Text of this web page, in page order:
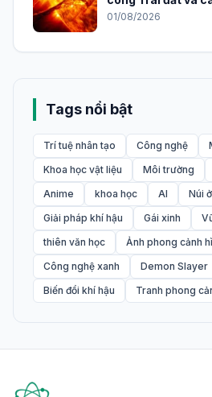
01/08/2026
Tags nổi bật
Trí tuệ nhân tạo Công nghệ
Khoa học vật liệu
Môi trường
Anime
khoa học AI
Núi
Giải pháp khí hậu
Gái xinh
thiên văn học
Ảnh phong cảnh
Công nghệ xanh
Demon Slayer
Biến đổi khí hậu
Tranh phong